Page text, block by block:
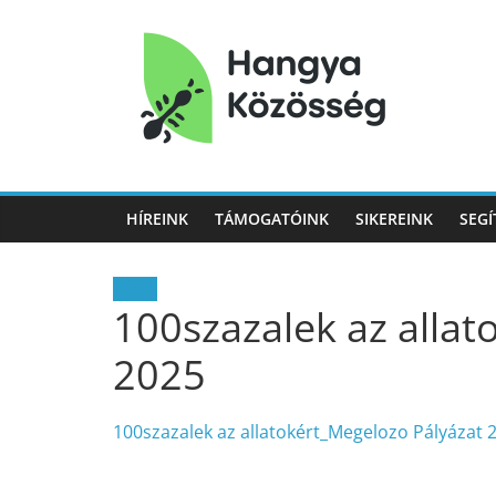
Hangya
Közösség
Hangya
Közösség
HÍREINK TÁMOGATÓINK SIKEREINK
100szazalek az
2025
100szazalek az allatokért_Megelozo Pályázat